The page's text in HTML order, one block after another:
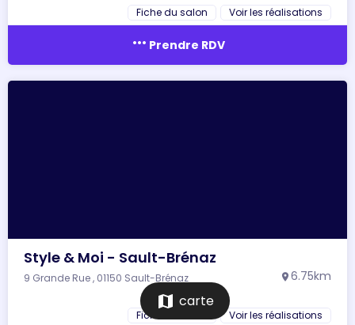
Fiche du salon Voir les réalisations
more_horiz Prendre RDV
Style & Moi - Sault-Brénaz
9 Grande Rue , 01150 Sault-Brénaz location_on 6.75km
Fiche du salon Voir les réalisations
map carte